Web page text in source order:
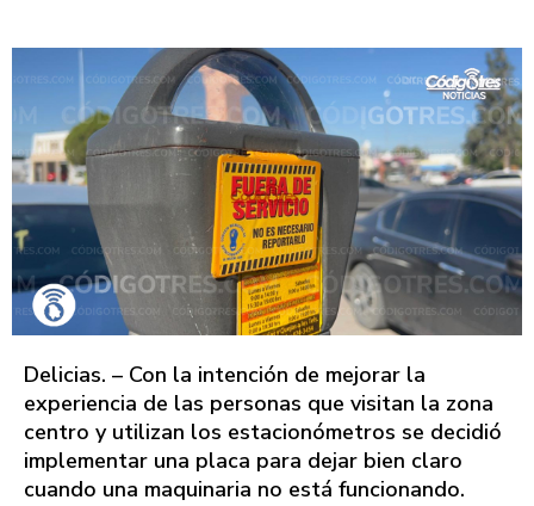
Delicias. – Con la intención de mejorar la
experiencia de las personas que visitan la zona
centro y utilizan los estacionómetros se decidió
implementar una placa para dejar bien claro
cuando una maquinaria no está funcionando.